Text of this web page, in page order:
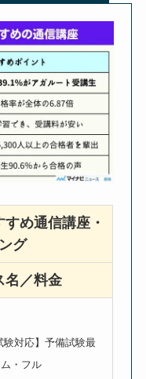
め通信講座・
グ
名／料金
験対応】予備試験最
・フル